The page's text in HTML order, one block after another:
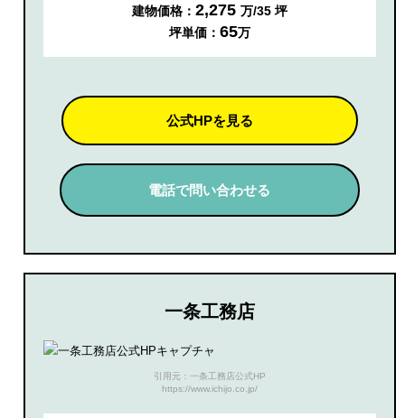
建物価格： 2,275 万/35 坪
坪単価： 65万
公式HPを見る
電話で問い合わせる
一条工務店
引用元：一条工務店公式HP
https://www.ichijo.co.jp/